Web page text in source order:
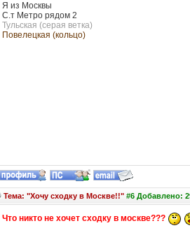
Я из Москвы
С.т Метро рядом 2
Тульская (серая ветка)
Повелецкая (кольцо)
Тема: "Хочу сходку в Москве!!"#6 Добавлено:
Что никто не хочет сходку в москве???